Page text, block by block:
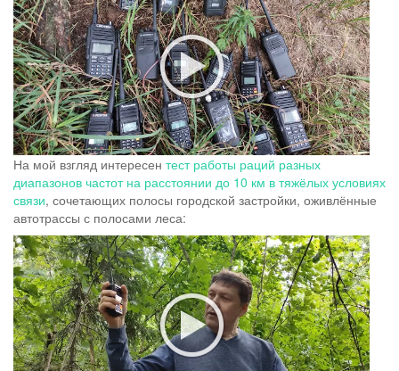
На мой взгляд интересен тест работы раций разных
диапазонов частот на расстоянии до 10 км в тяжёлых условиях
связи, сочетающих полосы городской застройки, оживлённые
автотрассы с полосами леса: